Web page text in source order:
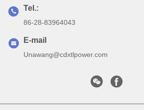
Tel.:
86-28-83964043
E-mail
Unawang@cdxtlpower.com